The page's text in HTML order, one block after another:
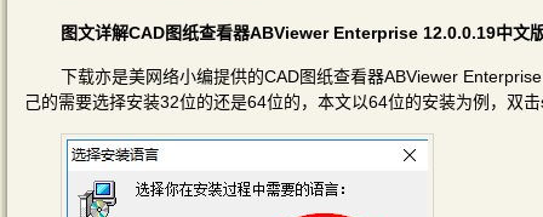
图文详解CAD图纸查看器ABViewer Enterprise 12.0.0.19中文
下载亦是美网络小编提供的CAD图纸查看器ABViewer
己的需要选择安装32位的还是64位的，本文以64位的安装为例，双